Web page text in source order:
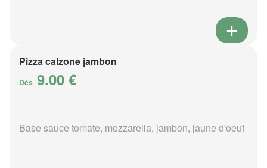
Pizza calzone jambon
Dès 9.00 €
Base sauce tomate, mozzarella, jambon, jaune d'oeuf